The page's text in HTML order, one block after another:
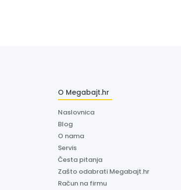
O Megabajt.hr
Naslovnica
Blog
O nama
Servis
Česta pitanja
Zašto odabrati Megabajt.hr
Račun na firmu